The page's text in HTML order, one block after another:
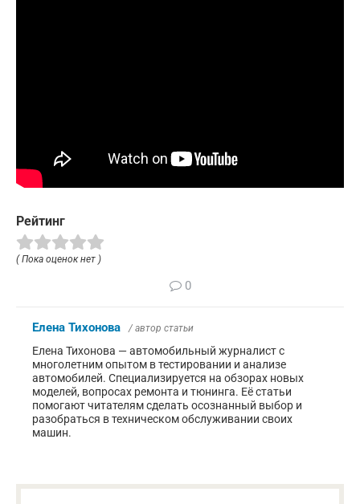
Рейтинг
( Пока оценок нет )
0
Елена Тихонова / автор статьи
Елена Тихонова — автомобильный журналист с
многолетним опытом в тестировании и анализе
автомобилей. Специализируется на обзорах новых
моделей, вопросах ремонта и тюнинга. Её статьи
помогают читателям сделать осознанный выбор и
разобраться в техническом обслуживании своих
машин.